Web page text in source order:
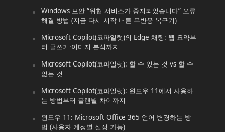
Windows 보안 “위협 서비스가 중지되었습니다” 오류
해결 방법 (지금 다시 시작 버튼 무반응 복구기)
Microsoft Copilot(코파일럿)의 Edge 채팅: 웹 요약부
터 글쓰기·이미지 분석까지
Microsoft Copilot(코파일럿): 할 수 있는 것 vs 할 수
없는 것
Microsoft Copilot(코파일럿): 윈도우 11에서 사용하
는 방법부터 플랜별 차이까지
윈도우 11: Microsoft Office 365 언어 변경하는 방
법 (사용자 계정별 설정 가능)